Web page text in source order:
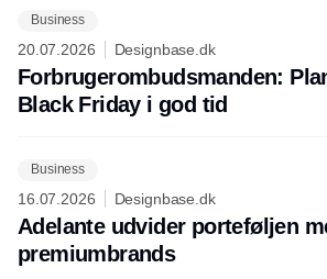
Business
20.07.2026 Designbase.dk
Forbrugerombudsmanden:
Black Friday i god tid
Business
16.07.2026 Designbase.dk
Adelante udvider porteføljen
premiumbrands